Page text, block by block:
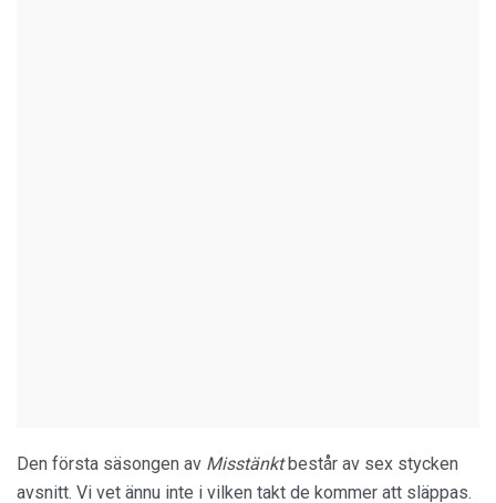
Den första säsongen av Misstänkt består av sex stycken
avsnitt. Vi vet ännu inte i vilken takt de kommer att släppas.